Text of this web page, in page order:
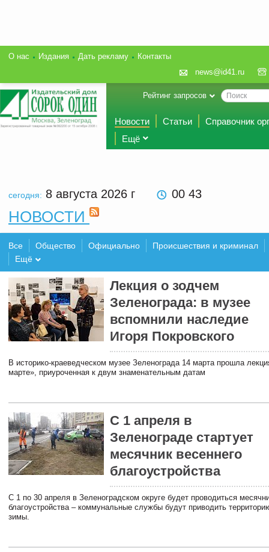
О нас Издания Дать рекламу
Контакты
news@id41.ru
Рейтинг запросов
Новости Статьи
Справочник
Ещё
сегодня: 8 августа 2026 г 00 43
НОВОСТИ
Все Общество Официально
Происшествия и криминал
Ещё
Лекция о зодчем
Зеленограда: в музее
вспомнили наследие
Игоря Покровского
В историко-краеведческом музее Зеленограда 14 марта прошла
марте», приуроченная к двум знаменательным датам
С 1 апреля в
Зеленограде стартует
месячник весеннего
благоустройства
С 1 по 30 апреля в Зеленоградском округе будет проводиться
благоустройства – коммунальные службы будут приводить
зимы.